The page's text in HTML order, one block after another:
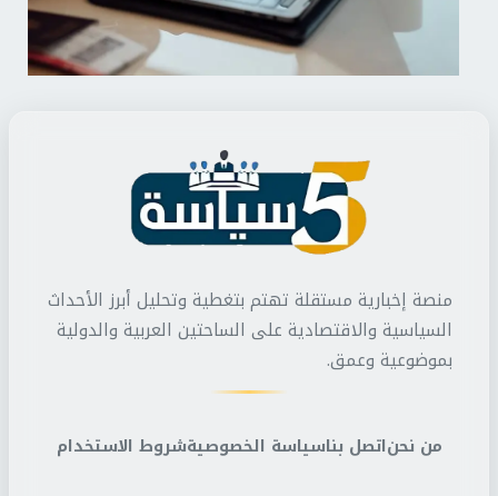
منصة إخبارية مستقلة تهتم بتغطية وتحليل أبرز الأحداث
السياسية والاقتصادية على الساحتين العربية والدولية
بموضوعية وعمق.
من نحناتصل بناسياسة الخصوصيةشروط الاستخدام